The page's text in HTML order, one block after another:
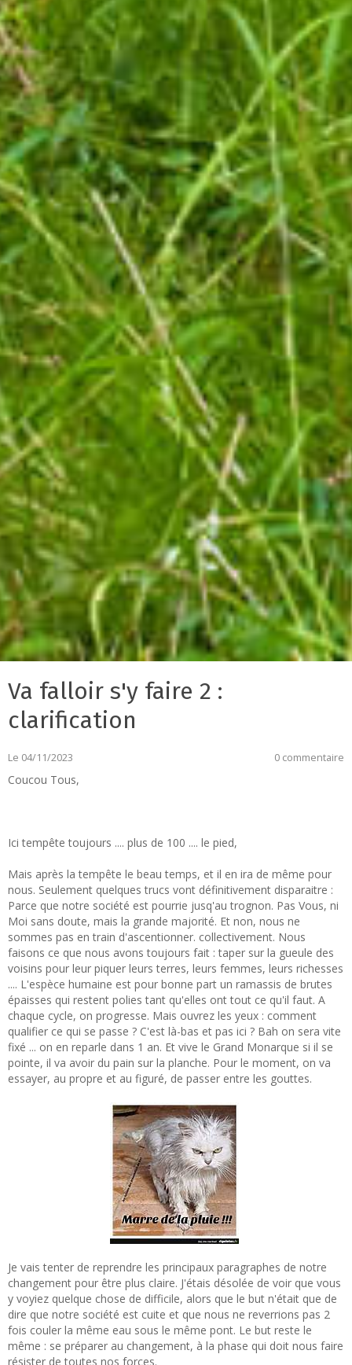
Va falloir s'y faire 2 :
clarification
Le 04/11/2023 0 commentaire
Coucou Tous,
Ici tempête toujours .... plus de 100 .... le pied,
Mais après la tempête le beau temps, et il en ira de même pour
nous. Seulement quelques trucs vont définitivement disparaitre :
Parce que notre société est pourrie jusq'au trognon. Pas Vous, ni
Moi sans doute, mais la grande majorité. Et non, nous ne
sommes pas en train d'ascentionner. collectivement. Nous
faisons ce que nous avons toujours fait : taper sur la gueule des
voisins pour leur piquer leurs terres, leurs femmes, leurs richesses
.... L'espèce humaine est pour bonne part un ramassis de brutes
épaisses qui restent polies tant qu'elles ont tout ce qu'il faut. A
chaque cycle, on progresse. Mais ouvrez les yeux : comment
qualifier ce qui se passe ? C'est là-bas et pas ici ? Bah on sera vite
fixé ... on en reparle dans 1 an. Et vive le Grand Monarque si il se
pointe, il va avoir du pain sur la planche. Pour le moment, on va
essayer, au propre et au figuré, de passer entre les gouttes.
Je vais tenter de reprendre les principaux paragraphes de notre
changement pour être plus claire. J'étais désolée de voir que vous
y voyiez quelque chose de difficile, alors que le but n'était que de
dire que notre société est cuite et que nous ne reverrions pas 2
fois couler la même eau sous le même pont. Le but reste le
même : se préparer au changement, à la phase qui doit nous faire
résister de toutes nos forces.